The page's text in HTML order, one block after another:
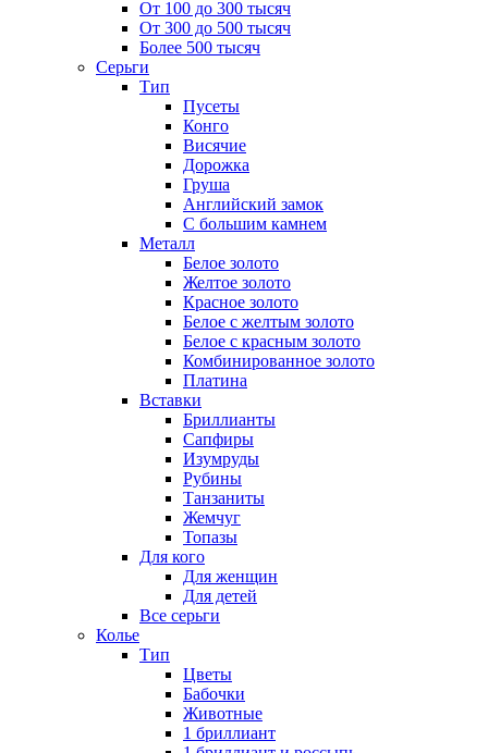
От 100 до 300 тысяч
От 300 до 500 тысяч
Более 500 тысяч
Серьги
Тип
Пусеты
Конго
Висячие
Дорожка
Груша
Английский замок
С большим камнем
Металл
Белое золото
Желтое золото
Красное золото
Белое с желтым золото
Белое с красным золото
Комбинированное золото
Платина
Вставки
Бриллианты
Сапфиры
Изумруды
Рубины
Танзаниты
Жемчуг
Топазы
Для кого
Для женщин
Для детей
Все серьги
Колье
Тип
Цветы
Бабочки
Животные
1 бриллиант